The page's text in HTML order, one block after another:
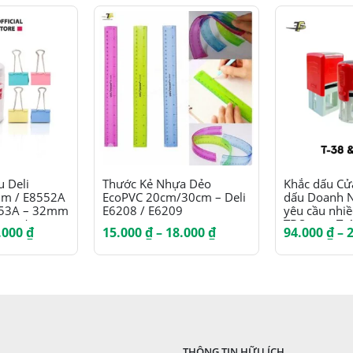
Deli
/ E8552A
– 32mm
/
/ E8556A
₫Khoảng
giá:
từ
Thước Kẻ Nhựa Dẻo
EcoPVC 20cm/30cm – Deli
E6208 / E6209
15.000₫ – 18.000₫Khoảng
giá:
từ
Khắc dấu
dấu Doanh
yêu cầu
TDStamp T-
614 / T-714
914
94.000₫–